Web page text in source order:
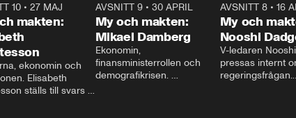
10 •27 MAJ
makten:
ekonomin och
Elisabeth
ställs till svars
AVSNITT 9• 30 APRIL
My och makten:
Mikael Damberg
Ekonomin,
finansministerrollen och
demografikrisen.
AVSNITT 8• 16
My och
Nooshi
V-ledaren
pressas internt
regeringsfrågan.